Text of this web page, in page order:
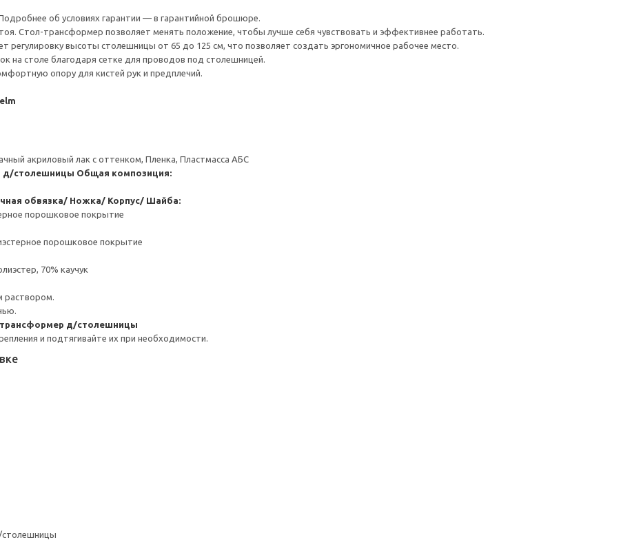
об условиях гарантии — в гарантийной брошюре.
Стол-трансформер позволяет менять положение, чтобы лучше себя чувствовать и эффективнее работать.
регулировку высоты столешницы от 65 до 125 см, что позволяет создать эргономичное рабочее место.
на столе благодаря сетке для проводов под столешницей.
опору для кистей рук и предплечий.
акриловый лак с оттенком, Пленка, Пластмасса АБС
д/столешницы Общая композиция:
обвязка/ Ножка/ Корпус/ Шайба:
порошковое покрытие
порошковое покрытие
70% каучук
раствором.
д/столешницы
и подтягивайте их при необходимости.